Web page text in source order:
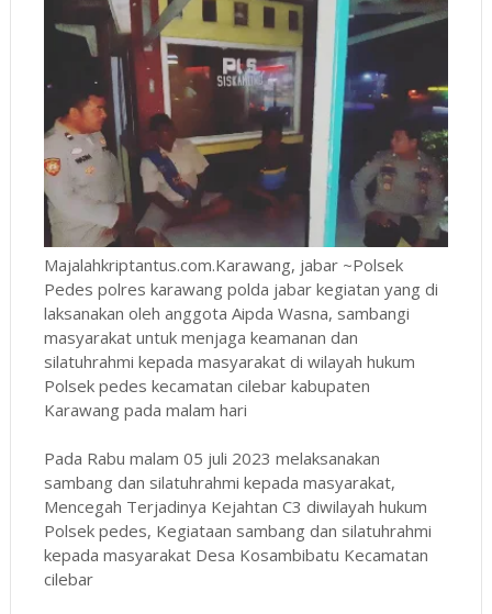
Majalahkriptantus.com.Karawang, jabar ~Polsek
Pedes polres karawang polda jabar kegiatan yang di
laksanakan oleh anggota Aipda Wasna, sambangi
masyarakat untuk menjaga keamanan dan
silatuhrahmi kepada masyarakat di wilayah hukum
Polsek pedes kecamatan cilebar kabupaten
Karawang pada malam hari
Pada Rabu malam 05 juli 2023 melaksanakan
sambang dan silatuhrahmi kepada masyarakat,
Mencegah Terjadinya Kejahtan C3 diwilayah hukum
Polsek pedes, Kegiataan sambang dan silatuhrahmi
kepada masyarakat Desa Kosambibatu Kecamatan
cilebar